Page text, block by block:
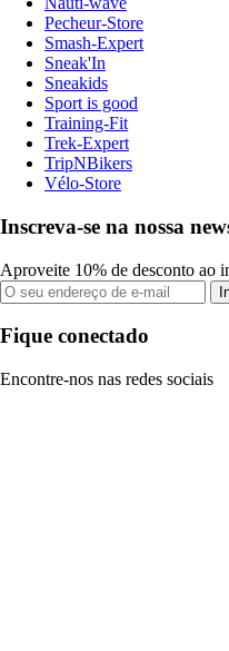
Pecheur-Store
Smash-Expert
Sneak'In
Sneakids
Sport is good
Training-Fit
Trek-Expert
TripNBikers
Vélo-Store
Inscreva-se na nossa
Aproveite 10% de desconto ao
Fique conectado
Encontre-nos nas redes sociais